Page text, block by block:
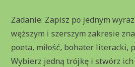
Zadanie: Zapisz po jednym
węższym i szerszym zakresie
poeta, miłość, bohater literacki,
Wybierz jedną trójkę i stwórz